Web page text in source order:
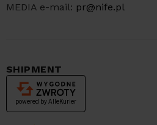
MEDIA e-mail: pr@nife.pl
SHIPMENT